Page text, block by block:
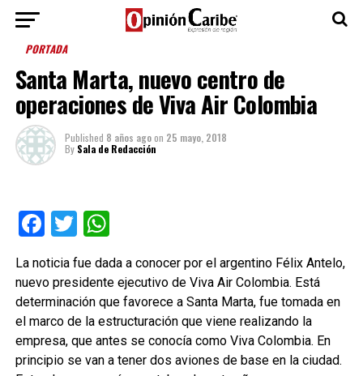
PORTADA
Santa Marta, nuevo centro de
operaciones de Viva Air Colombia
Published 8 años agoon 25 mayo, 2018
By Sala de Redacción
Facebook
TwitterWhatsApp
La noticia fue dada a conocer por el argentino Félix Antelo,
nuevo presidente ejecutivo de Viva Air Colombia. Está
determinación que favorece a Santa Marta, fue tomada en
el marco de la estructuración que viene realizando la
empresa, que antes se conocía como Viva Colombia. En
principio se van a tener dos aviones de base en la ciudad.